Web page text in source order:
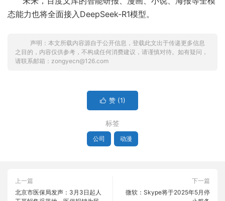
态能力也将全面接入DeepSeek-R1模型。
声明：本文所载内容源自于公开信息，登载此文出于传递更多信息
之目的，内容仅供参考，不构成任何消费建议，请谨慎对待。如有疑问，
请联系邮箱：zongyecn@126.com
 赞 (1)
标签
公司 动漫
上一篇
北京市医保局发声：3月3日起人
下一篇
微软：Skype将于2025年5月停